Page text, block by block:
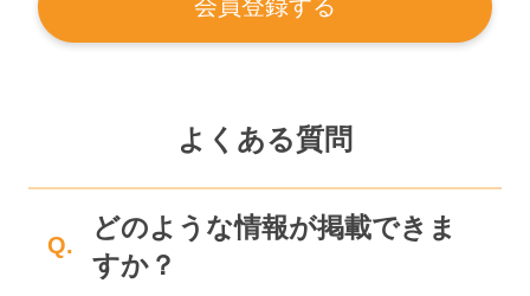
会員登録する
よくある質問
Q.
どのような情報が掲載できま
すか？